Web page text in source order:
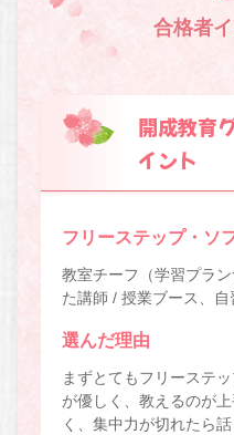
合格者
開成教育
イント
フリーステップ・ソ
教室チーフ（学習プラ
た講師 / 授業ブース、
選んだ理由
まずとてもフリーステ
が優しく、教えるのが
く、集中力が切れたら